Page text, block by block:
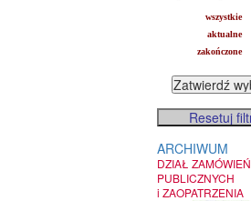
wszystkie
aktualne
zakończone
ARCHIWUM
DZIAŁ ZAMÓWIEŃ
PUBLICZNYCH
i ZAOPATRZENIA